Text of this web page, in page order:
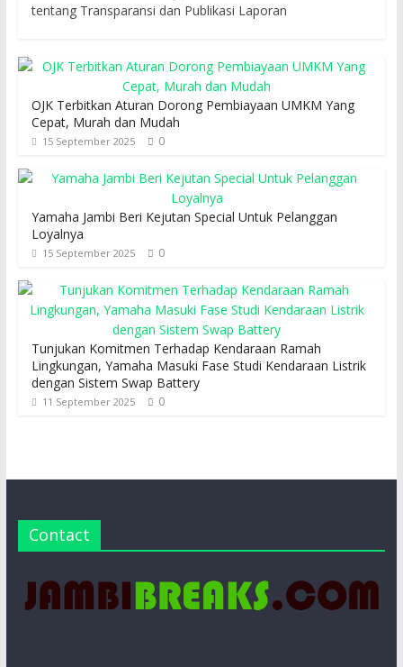
tentang Transparansi dan Publikasi Laporan
OJK Terbitkan Aturan Dorong Pembiayaan UMKM Yang
Cepat, Murah dan Mudah
15 September 2025 0
Yamaha Jambi Beri Kejutan Special Untuk Pelanggan
Loyalnya
15 September 2025 0
Tunjukan Komitmen Terhadap Kendaraan Ramah
Lingkungan, Yamaha Masuki Fase Studi Kendaraan Listrik
dengan Sistem Swap Battery
11 September 2025 0
Contact